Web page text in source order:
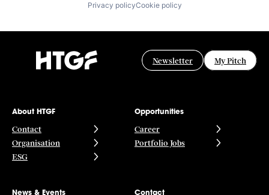
Privacy policyCookie policy
Newsletter My Pitch
About HTGF
Contact
Organisation
ESG
Opportunities
Career
Portfolio Jobs
News & Events Contact